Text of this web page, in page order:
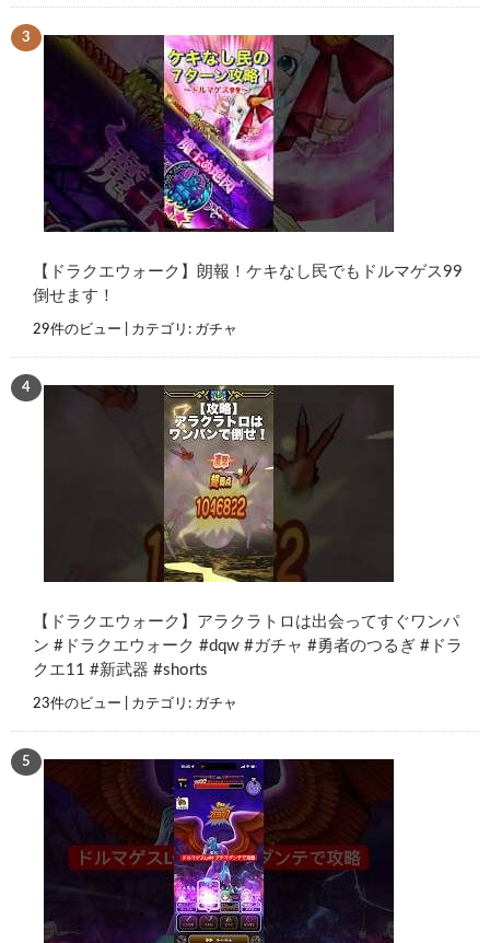
【ドラクエウォーク】朗報！ケキなし民でもドルマゲス99
倒せます！
29件のビュー カテゴリ: ガチャ
【ドラクエウォーク】アラクラトロは出会ってすぐワンパ
ン #ドラクエウォーク #dqw #ガチャ #勇者のつるぎ #ドラ
クエ11 #新武器 #shorts
23件のビュー カテゴリ: ガチャ